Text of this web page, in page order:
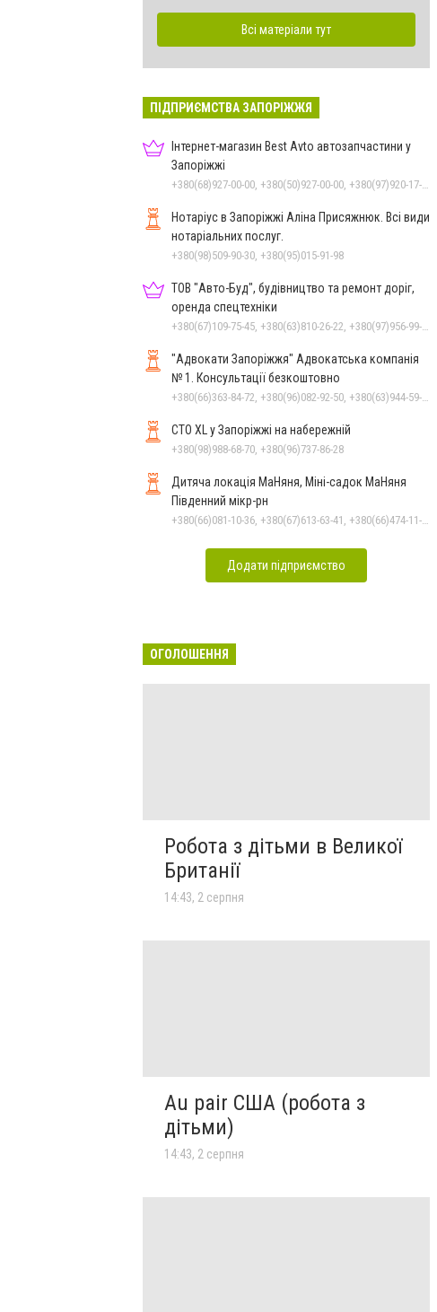
Всі матеріали тут
ПІДПРИЄМСТВА ЗАПОРІЖЖЯ
Інтернет-магазин Best Avto автозапчастини у
Запоріжжі
Нотаріус в Запоріжжі Аліна Присяжнюк. Всі види
нотаріальних послуг.
+380(98)509-90-30, +380(95)015-91-98
ТОВ "Авто-Буд", будівництво та ремонт доріг,
оренда спецтехніки
"Адвокати Запоріжжя" Адвокатська компанія
№ 1. Консультації безкоштовно
СТО XL у Запоріжжі на набережній
+380(98)988-68-70, +380(96)737-86-28
Дитяча локація МаНяня, Міні-садок МаНяня
Південний мікр-рн
Додати підприємство
ОГОЛОШЕННЯ
Робота з дітьми в Великої
Британії
14:43, 2 серпня
Au pair США (робота з
дітьми)
14:43, 2 серпня